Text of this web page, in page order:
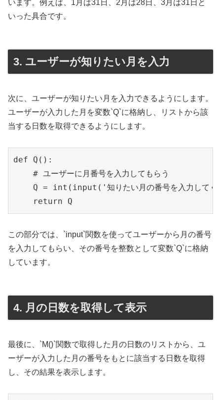
います。例えば、1月は31日、2月は28日、3月は31日と
いった具合です。
3. ユーザーが知りたい月を入力
次に、ユーザーが知りたい月を入力できるようにします。
ユーザーが入力した月を変数`Q`に格納し、リストから該
当する日数を取得できるようにします。
def Q():
    # ユーザーに月番号を入力してもらう
Q = int(input('知りたい月の番号を入力してく
    return Q
この部分では、`input`関数を使ってユーザーから月の番号
を入力してもらい、その番号を整数として変数`Q`に格納
しています。
4. 月の日数を取得して表示
最後に、`M()`関数で取得した月の日数のリストから、ユ
ーザーが入力した月の番号をもとに該当する日数を取得
し、その結果を表示します。